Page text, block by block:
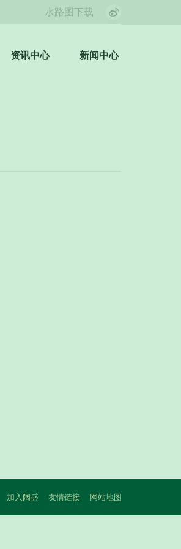
水路图下载
Weibo
opens
资讯中心 新闻中心
加入阔盛 友情链接 网站地图